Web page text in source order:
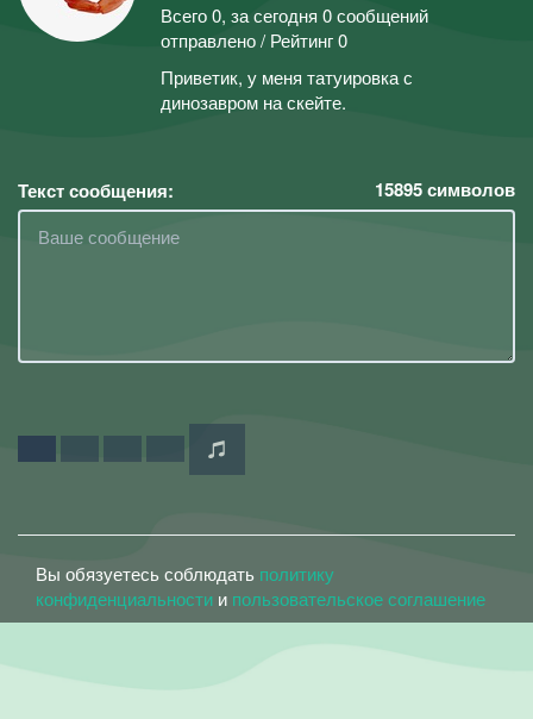
Всего 0, за сегодня 0 сообщений
отправлено / Рейтинг 0
Приветик, у меня татуировка с
динозавром на скейте.
Текст сообщения: 15895символов
Вы обязуетесь соблюдать политику
конфиденциальности и пользовательское соглашение